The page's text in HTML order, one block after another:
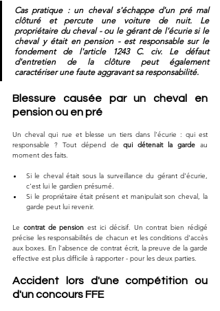
Cas pratique : un cheval s'échappe d'un pré mal
clôturé et percute une voiture de nuit. Le
propriétaire du cheval - ou le gérant de l'écurie si le
cheval y était en pension - est responsable sur le
fondement de l'article 1243 C. civ. Le défaut
d'entretien de la clôture peut également
caractériser une faute aggravant sa responsabilité.
Blessure causée par un cheval en
pension ou en pré
Un cheval qui rue et blesse un tiers dans l'écurie : qui est
responsable ? Tout dépend de qui détenait la garde au
moment des faits.
Si le cheval était sous la surveillance du gérant d'écurie,
c'est lui le gardien présumé.
Si le propriétaire était présent et manipulait son cheval, la
garde peut lui revenir.
Le contrat de pension est ici décisif. Un contrat bien rédigé
précise les responsabilités de chacun et les conditions d'accès
aux boxes. En l'absence de contrat écrit, la preuve de la garde
effective est plus difficile à rapporter - pour les deux parties.
Accident lors d'une compétition ou
d'un concours FFE